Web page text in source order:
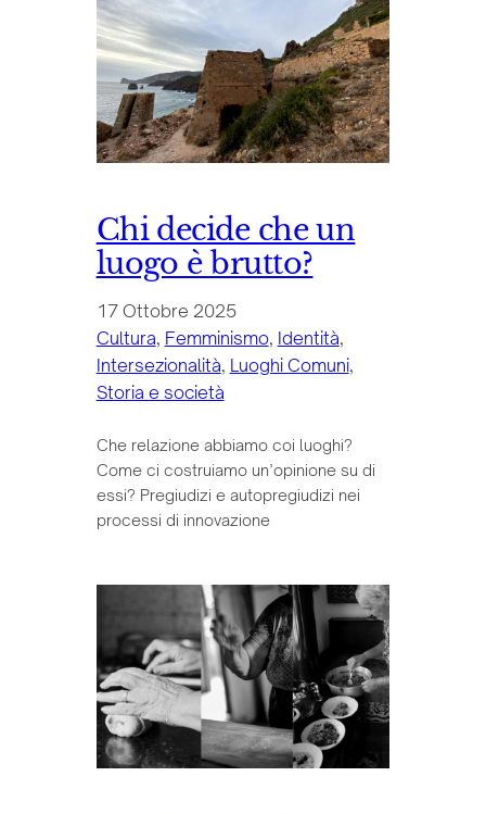
Chi decide che un
luogo è brutto?
17 Ottobre 2025
Cultura, Femminismo, Identità
Intersezionalità, Luoghi Comuni
Storia e società
Che relazione abbiamo coi luoghi?
Come ci costruiamo un’opinione su di
essi? Pregiudizi e autopregiudizi nei
processi di innovazione